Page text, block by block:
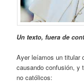
Un texto, fuera de
Ayer leíamos un titular
causando confusión, y
no católicos: